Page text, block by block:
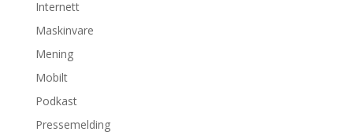
Internett
Maskinvare
Mening
Mobilt
Podkast
Pressemelding